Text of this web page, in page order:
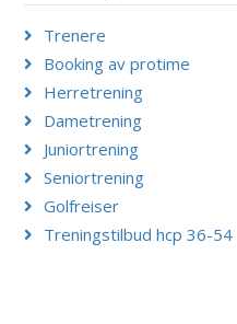
Trenere
Booking av protime
Herretrening
Dametrening
Juniortrening
Seniortrening
Golfreiser
Treningstilbud hcp 36-54